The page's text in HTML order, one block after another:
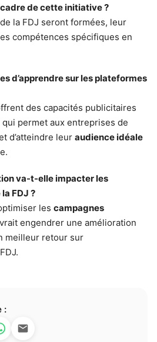
de cette initiative ?
la FDJ seront formées, leur
compétences spécifiques en
d’apprendre sur les plateformes
des capacités publicitaires
permet aux entreprises de
d’atteindre leur audience idéale
va-t-elle impacter les
FDJ ?
les campagnes
engendrer une amélioration
meilleur retour sur
: